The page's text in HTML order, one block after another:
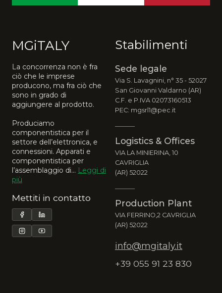
MGiTALY
La concorrenza non è fra
ciò che le imprese
producono, ma fra ciò che
sono in grado di
aggiungere al prodotto.
Produciamo
componentistica per il
settore dell’elettronica, e
connessioni. Apparati e
componentistica per
l’assemblaggio di... Leggi di
più
Mettiti in contatto
Stabilimenti
Sede legale
Via S. Lavagnini, n° 35 - 52027
San Giovanni Valdarno (AR)
C.F. e P.IVA 02073160513
PEC: mgsrl1@pec.it
Logistics & Offices
VIA LA MINIERINA, 10
CAVRIGLIA
(AR) 52022
Production Plant
VIA FERRINO,2 CAVRIGLIA
(AR) 52022
info@mgitaly.it
+39 055 91 23 830